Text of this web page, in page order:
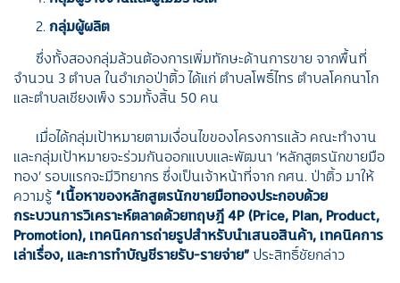
กลุ่มผู้ผลิต
ซึ่งทั้งสองกลุ่มล้วนต้องการเพิ่มทักษะด้านการขาย จากพื้นที่
จำนวน 3 ตำบล ในอำเภอป่าติ้ว ได้แก่ ตำบลโพธิ์ไทร ตำบลโคกนาโก
และตำบลเชียงเพ็ง รวมทั้งสิ้น 50 คน
เมื่อได้กลุ่มเป้าหมายตามเงื่อนไขของโครงการแล้ว คณะทำงาน
และกลุ่มเป้าหมายจะร่วมกันออกแบบและพัฒนา ‘หลักสูตรนักขายมือ
ทอง’ รอบแรกจะมีวิทยากร ซึ่งเป็นเจ้าหน้าที่จาก กศน. ป่าติ้ว มาให้
ความรู้ “เนื้อหาของหลักสูตรนักขายมือทองประกอบด้วย
กระบวนการวิเคราะห์ตลาดด้วยทฤษฎี 4P (Price, Plan, Product,
Promotion), เทคนิคการถ่ายรูปสำหรับนำเสนอสินค้า, เทคนิคการ
เล่าเรื่อง, และการทำบัญชีรายรับ-รายจ่าย” ประสิทธิ์ชัยกล่าว